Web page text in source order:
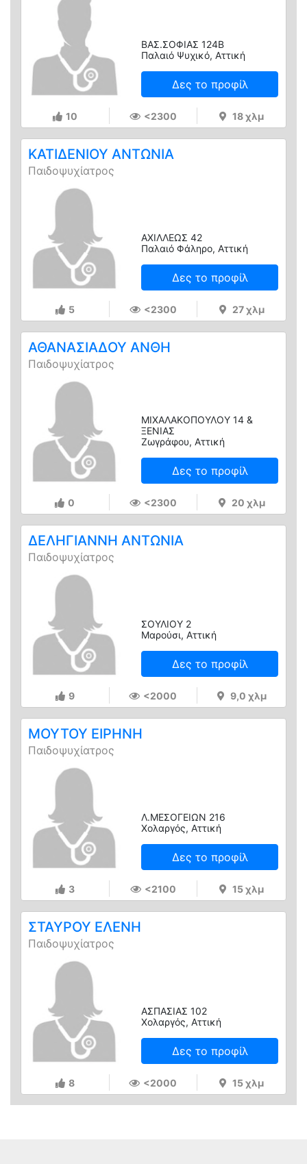
ΒΑΣ.ΣΟΦΙΑΣ 124Β
Παλαιό Ψυχικό, Αττική
Δες το προφίλ
10 <2300 18 χλμ
ΚΑΤΙΔΕΝΙΟΥ ΑΝΤΩΝΙΑ
Παιδοψυχίατρος
ΑΧΙΛΛΕΩΣ 42
Παλαιό Φάληρο, Αττική
Δες το προφίλ
5 <2300 27 χλμ
ΑΘΑΝΑΣΙΑΔΟΥ ΑΝΘΗ
Παιδοψυχίατρος
ΜΙΧΑΛΑΚΟΠΟΥΛΟΥ 14 &
ΞΕΝΙΑΣ
Ζωγράφου, Αττική
Δες το προφίλ
0 <2300 20 χλμ
ΔΕΛΗΓΙΑΝΝΗ ΑΝΤΩΝΙΑ
Παιδοψυχίατρος
ΣΟΥΛΙΟΥ 2
Μαρούσι, Αττική
Δες το προφίλ
9 <2000 9,0 χλμ
ΜΟΥΤΟΥ ΕΙΡΗΝΗ
Παιδοψυχίατρος
Λ.ΜΕΣΟΓΕΙΩΝ 216
Χολαργός, Αττική
Δες το προφίλ
3 <2100 15 χλμ
ΣΤΑΥΡΟΥ ΕΛΕΝΗ
Παιδοψυχίατρος
ΑΣΠΑΣΙΑΣ 102
Χολαργός, Αττική
Δες το προφίλ
8 <2000 15 χλμ